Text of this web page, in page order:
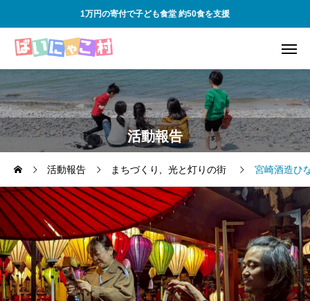
1万円の寄付で子ども食堂 約50食を支援
活動報告
活動報告 まちづくり 光と灯りの街 宮崎酒造ひ